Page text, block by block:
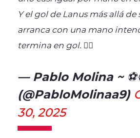
Y el gol de Lanus más allá
arranca con una mano
termina en gol. 🤷‍♂️
— Pablo Molina ~
(@PabloMolinaa9)
30, 2025